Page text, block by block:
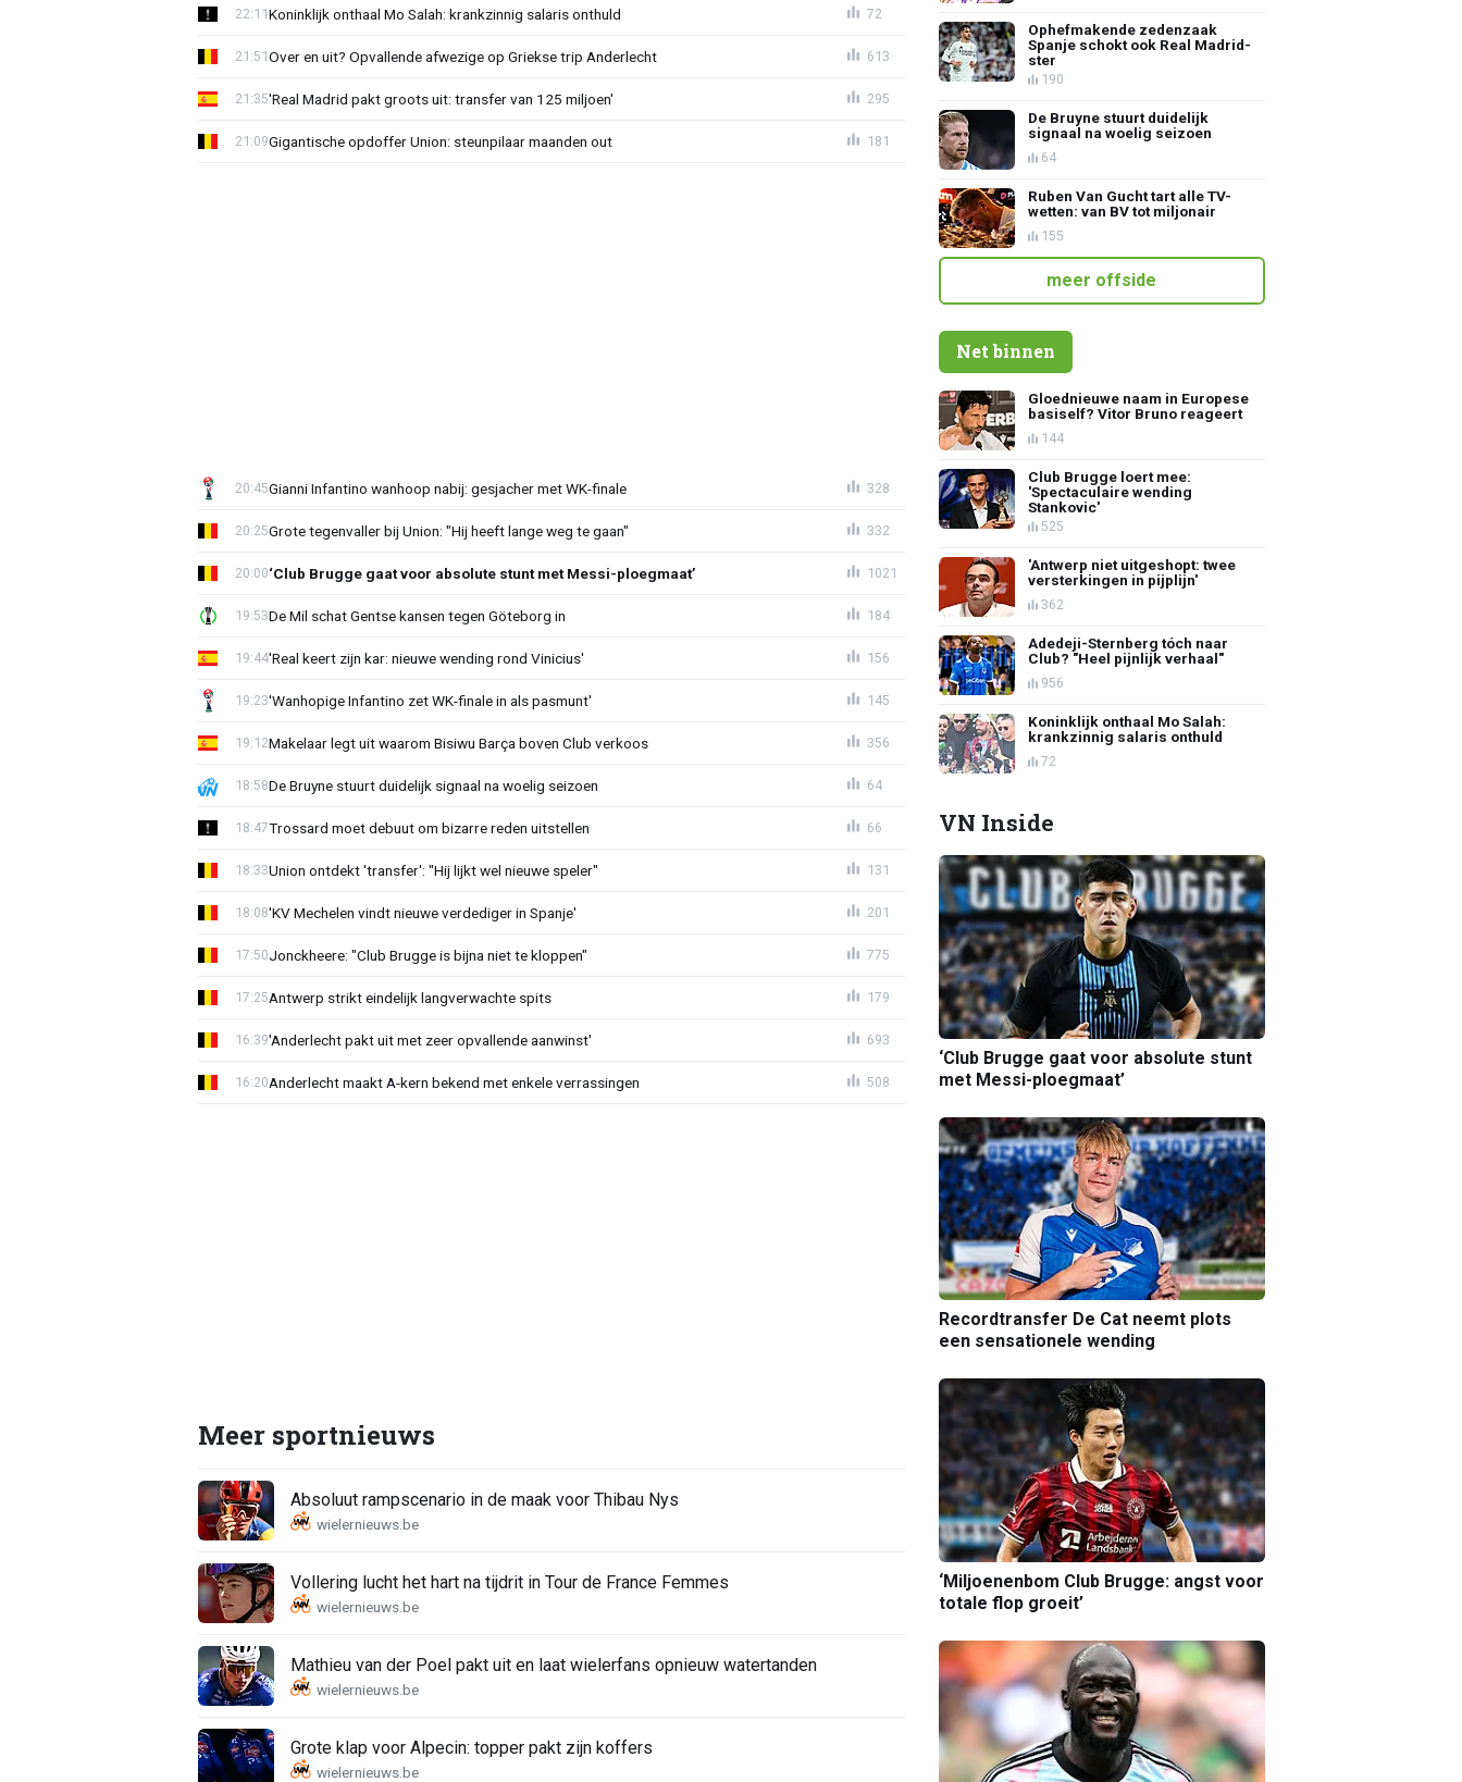
Koninklijk onthaal Mo Salah: krankzinnig salaris onthuld
22:11 72
Over en uit? Opvallende afwezige op Griekse trip Anderlecht
21:51 613
'Real Madrid pakt groots uit: transfer van 125 miljoen'
21:35 295
Gigantische opdoffer Union: steunpilaar maanden out
21:09 181
Gianni Infantino wanhoop nabij: gesjacher met WK-finale
20:45 328
Grote tegenvaller bij Union: "Hij heeft lange weg te gaan"
20:25 332
‘Club Brugge gaat voor absolute stunt met Messi-ploegmaat’
20:00 1021
De Mil schat Gentse kansen tegen Göteborg in
19:53 184
'Real keert zijn kar: nieuwe wending rond Vinicius'
19:44 156
'Wanhopige Infantino zet WK-finale in als pasmunt'
19:23 145
Makelaar legt uit waarom Bisiwu Barça boven Club verkoos
19:12 356
De Bruyne stuurt duidelijk signaal na woelig seizoen
18:58 64
Trossard moet debuut om bizarre reden uitstellen
18:47 66
Union ontdekt 'transfer': "Hij lijkt wel nieuwe speler"
18:33 131
'KV Mechelen vindt nieuwe verdediger in Spanje'
18:08 201
Jonckheere: "Club Brugge is bijna niet te kloppen"
17:50 775
Antwerp strikt eindelijk langverwachte spits
17:25 179
'Anderlecht pakt uit met zeer opvallende aanwinst'
16:39 693
Anderlecht maakt A-kern bekend met enkele verrassingen
16:20 508
Meer sportnieuws
Absoluut rampscenario in de maak voor Thibau Nys
Vollering lucht het hart na tijdrit in Tour de France Femmes
Mathieu van der Poel pakt uit en laat wielerfans opnieuw watertanden
Grote klap voor Alpecin: topper pakt zijn koffers
Ophefmakende zedenzaak
Spanje schokt ook Real Madrid-
ster
190
De Bruyne stuurt duidelijk
signaal na woelig seizoen
64
Ruben Van Gucht tart alle TV-
wetten: van BV tot miljonair
155
meer offside
Net binnen
Gloednieuwe naam in Europese
basiself? Vitor Bruno reageert
144
Club Brugge loert mee:
'Spectaculaire wending
Stankovic'
525
'Antwerp niet uitgeshopt: twee
versterkingen in pijplijn'
362
Adedeji-Sternberg tóch naar
Club? "Heel pijnlijk verhaal"
956
Koninklijk onthaal Mo Salah:
krankzinnig salaris onthuld
72
VN Inside
‘Club Brugge gaat voor absolute stunt
met Messi-ploegmaat’
Recordtransfer De Cat neemt plots
een sensationele wending
‘Miljoenenbom Club Brugge: angst voor
totale flop groeit’